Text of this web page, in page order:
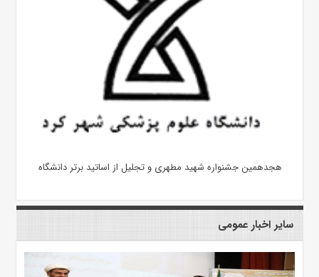
هجدهمین جشنواره شهید مطهری و تجلیل از اساتید برتر دانشگاه
سایر اخبار عمومی